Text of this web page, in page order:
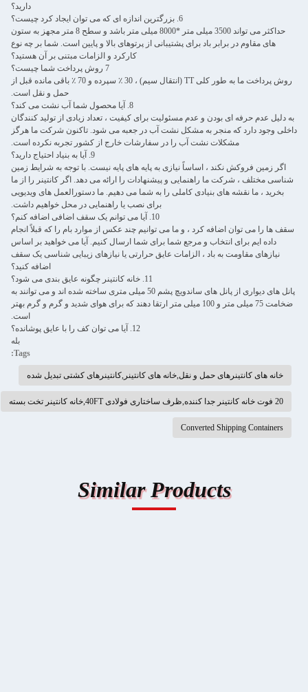
دارید؟
6. بزرگترین اندازه ای که می توان ایجاد کرد چیست؟
حداکثر می تواند 3500 میلی متر *8000 میلی متر باشد و سطح 8 متر مجهز به ستون
های مقاوم در برابر باد برای پشتیبانی از پرتوهای بالا و پایین است. شما بر چه نوع
کارکرد و الزامات مبتنی بر آن هستید؟
7 روش پرداخت شما چیست؟
روش پرداخت ما به طور کلی TT (انتقال سیم) ، 30 ٪ سپرده و 70 ٪ باقی مانده قبل از
حمل و نقل است.
8. آیا محصول شما آب نشت می کند؟
به دلیل عدم حرفه ای بودن و عدم مسئولیت برای کیفیت ، تعداد زیادی از تولید کنندگان
داخلی وجود دارد که منجر به مشکل نشت آب در جعبه می شود. تاکنون شرکت ما هرگز
مشکلات نشت آب را در سفارشات خارج از کشور تجربه نکرده است.
9. آیا به بنیاد احتیاج دارید؟
اگر زمین فروکش نکند ، اساساً نیازی به پایه های پایه نیست. با توجه به شرایط زمین
شناسی مختلف ، شرکت ما راهنمایی و پیشنهادات را ارائه می دهد. اگر کانتینر را از ما
بخرید ، ما نقشه های بنیادی کاملی را به شما می دهیم. ما دستورالعمل های ویدیویی
برای نصب یا راهنمایی در محل خواهیم داشت.
10. آیا می توانم یک سقف اضافی اضافه کنم؟
سقف ها را می توان اضافه کرد ، و ما می توانیم چند عکس از موارد بام را که قبلاً انجام
داده ایم برای انتخاب و مرجع شما برای شما ارسال کنیم. آیا می خواهید بر اساس
نیازهای مقاومت به باد ، الزامات عایق حرارتی یا نیازهای زیبایی شناسی یک سقف
اضافه کنید؟
11. خانه کانتینر چگونه عایق بندی می شود؟
پانل های دیواری از پانل های ساندویچ پشم 50 میلی متری ساخته شده اند و می توانند به
ضخامت 75 میلی متر و 100 میلی متر ارتقا دهند که برای هوای شدید و گرم و گرم بهتر
است.
12. آیا می توان کف را با عایق پوشانده؟
بله
Tags:
خانه های کانتینرهای حمل و نقل,خانه های کانتینر,کانتینرهای کشتی تبدیل شده
20 فوت خانه کانتینر جدا کننده,ظرف ساختاری فولادی 40FT,خانه کانتینر تخت بسته
Converted Shipping Containers
Similar Products